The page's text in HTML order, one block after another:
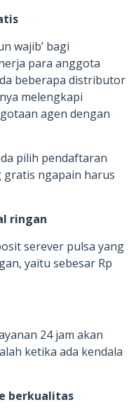
wajib’ bagi
para anggota
beberapa distributor
melengkapi
agen dengan
pilih pendaftaran
gratis ngapain harus
ringan
serever pulsa yang
yaitu sebesar Rp
24 jam akan
ketika ada kendala
berkualitas